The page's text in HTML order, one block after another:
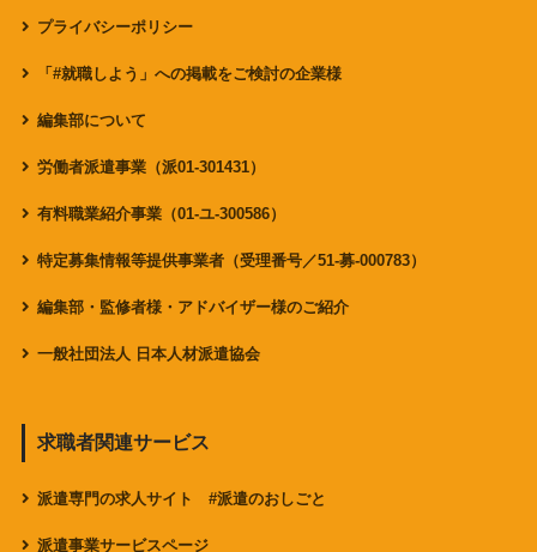
プライバシーポリシー
「#就職しよう」への掲載をご検討の企業様
編集部について
労働者派遣事業（派01-301431）
有料職業紹介事業（01-ユ-300586）
特定募集情報等提供事業者（受理番号／51-募-000783）
編集部・監修者様・アドバイザー様のご紹介
一般社団法人 日本人材派遣協会
求職者関連サービス
派遣専門の求人サイト #派遣のおしごと
派遣事業サービスページ